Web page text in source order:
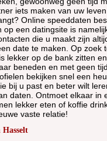
iets maken van uw
Online speeddaten
op een datingsite is
die u maakt zijn
date te maken. Op zoek
lekker op de bank zitten
beneden en met geen
bekijken snel een
bij u past en beter wilt
daten. Ontmoet elkaar in
lekker eten of koffie
vaste relatie!
Hasselt